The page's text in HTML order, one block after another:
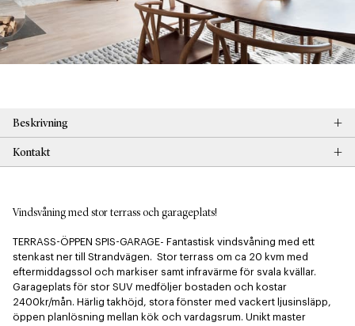
Beskrivning +
Kontakt +
Vindsvåning med stor terrass och garageplats!
TERRASS-ÖPPEN SPIS-GARAGE- Fantastisk vindsvåning med ett
stenkast ner till Strandvägen.  Stor terrass om ca 20 kvm med
eftermiddagssol och markiser samt infravärme för svala kvällar.
Garageplats för stor SUV medföljer bostaden och kostar
2400kr/mån. Härlig takhöjd, stora fönster med vackert ljusinsläpp,
öppen planlösning mellan kök och vardagsrum. Unikt master